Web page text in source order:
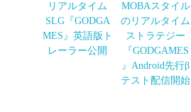
リアルタイム
SLG『GODGA
MES』英語版ト
レーラー公開
MOBAスタイル
のリアルタイム
ストラテジー
『GODGAMES
』Android先行β
テスト配信開始